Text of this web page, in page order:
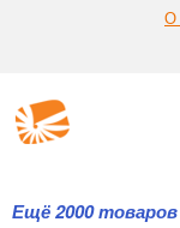
О
Ещё 2000